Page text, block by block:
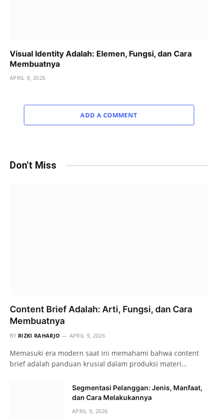
Visual Identity Adalah: Elemen, Fungsi, dan Cara
Membuatnya
APRIL 8, 2026
ADD A COMMENT
Don't Miss
Content Brief Adalah: Arti, Fungsi, dan Cara
Membuatnya
BY RIZKI RAHARJO APRIL 9, 2026
Memasuki era modern saat ini memahami bahwa content
brief adalah panduan krusial dalam produksi materi…
Segmentasi Pelanggan: Jenis, Manfaat,
dan Cara Melakukannya
APRIL 9, 2026